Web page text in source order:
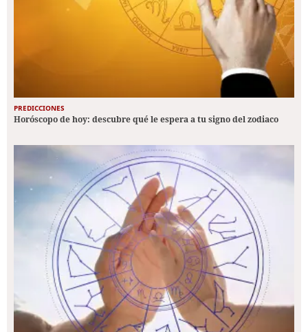
PREDICCIONES
Horóscopo de hoy: descubre qué le espera a tu signo del zodiaco